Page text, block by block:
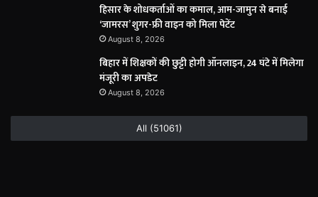
हिसार के शोधकर्ताओं का कमाल, आम-जामुन से बनाई
‘जामरस’ शुगर-फ्री वाइन को मिला पेटेंट
August 8, 2026
बिहार में शिक्षकों की छुट्टी होगी ऑनलाइन, 24 घंटे में मिलेगा
मंजूरी का अपडेट
August 8, 2026
All (51061)